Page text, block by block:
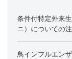
条件付特定外来
ニ）についての
鳥インフルエン